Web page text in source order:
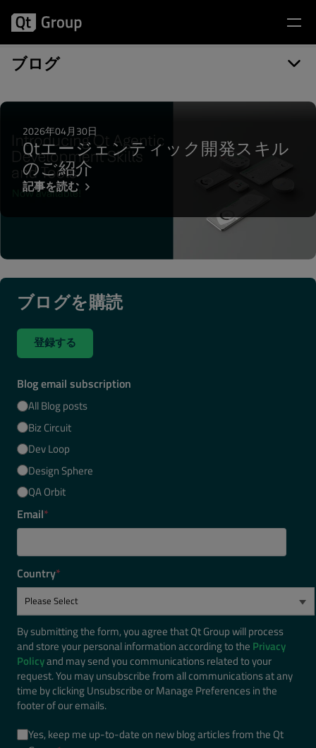
ブログ
記事カテゴリー: Meet Qt
2026年04月30日
Qtエージェンティック開発スキル
のご紹介
記事を読む
ブログを購読
登録する
Blog email subscription
All Blog posts
Biz Circuit
Dev Loop
Design Sphere
QA Orbit
Email*
Country*
By submitting the form, you agree that Qt Group will process
and store your personal information according to the Privacy
Policyand may send you communications related to your
request. You may unsubscribe from all communications at any
time by clicking Unsubscribe or Manage Preferences in the
footer of our emails.
Yes, keep me up-to-date on new blog articles from the Qt